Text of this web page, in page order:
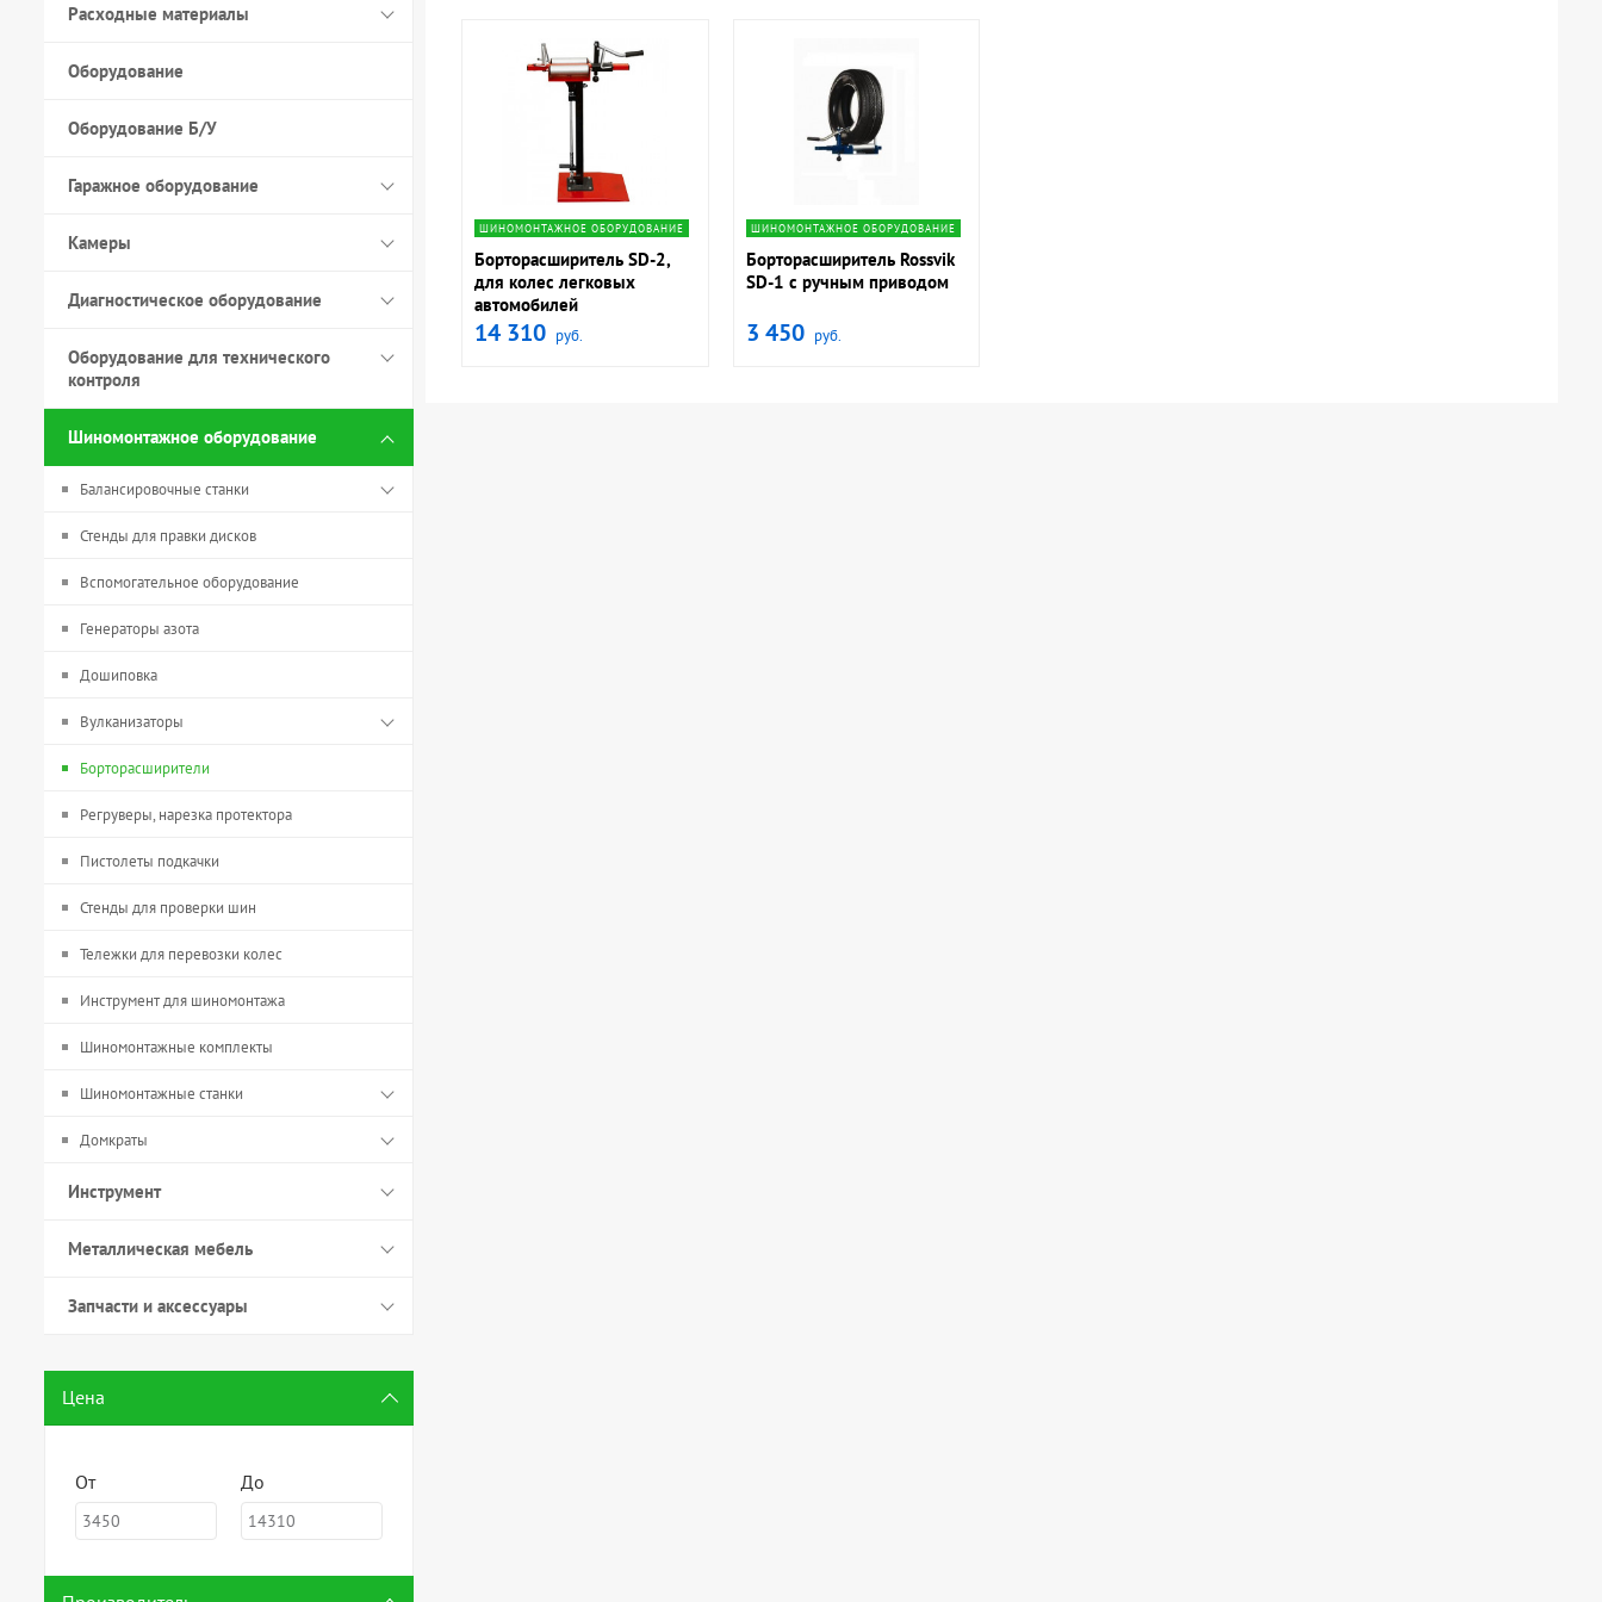
Расходные материалы
Оборудование
Оборудование Б/У
Гаражное оборудование
Камеры
Диагностическое оборудование
Оборудование для технического
контроля
Шиномонтажное оборудование
Балансировочные станки
Стенды для правки дисков
Вспомогательное оборудование
Генераторы азота
Дошиповка
Вулканизаторы
Борторасширители
Регруверы, нарезка протектора
Пистолеты подкачки
Стенды для проверки шин
Тележки для перевозки колес
Инструмент для шиномонтажа
Шиномонтажные комплекты
Шиномонтажные станки
Домкраты
Инструмент
Металлическая мебель
Запчасти и аксессуары
Цена
От До
ШИНОМОНТАЖНОЕ ОБОРУДОВАНИЕ
Борторасширитель SD-2,
для колес легковых
автомобилей
14 310 руб.
ШИНОМОНТАЖНОЕ ОБОРУДОВАНИЕ
Борторасширитель Rossvik
SD-1 с ручным приводом
3 450 руб.